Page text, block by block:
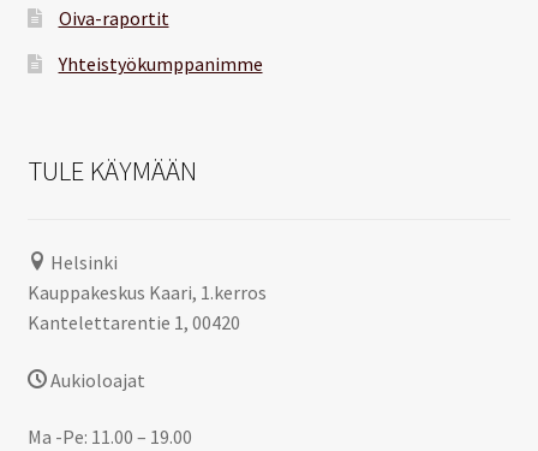
Oiva-raportit
Yhteistyökumppanimme
TULE KÄYMÄÄN
Helsinki
Kauppakeskus Kaari, 1.kerros
Kantelettarentie 1, 00420
Aukioloajat
Ma -Pe: 11.00 – 19.00